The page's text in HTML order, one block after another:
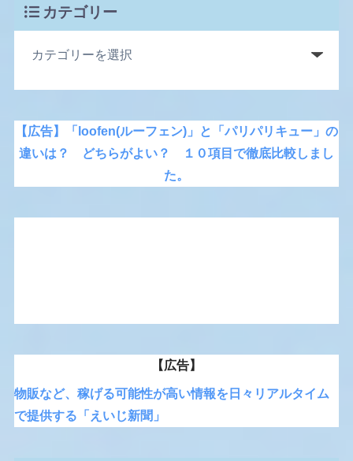
カテゴリー
【広告】「loofen(ルーフェン)」と「パリパリキュー」の
違いは？ どちらがよい？ １０項目で徹底比較しまし
た。
【広告】
物販など、稼げる可能性が高い情報を日々リアルタイム
で提供する「えいじ新聞」